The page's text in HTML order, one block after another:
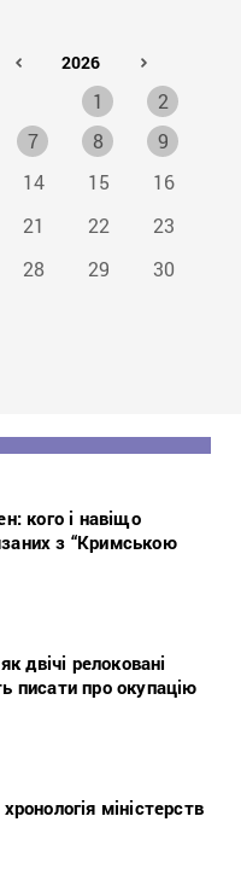
1
2
7 8
9
14 15
16
21 22
23
28 29
30
кого і навіщо
з “Кримською
двічі релоковані
писати про окупацію
міністерств